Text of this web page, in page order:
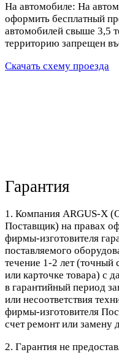
На автомобиле: На
оформить бесплатный
автомобилей свыше 3,5
территорию запрещен
Скачать схему проезда
Гарантия
1. Компания ARGUS-X
Поставщик) на правах
фирмы-изготовителя
поставляемого
течение 1-2 лет (точный
или карточке товара) с
в гарантийный период
или несоответствия
фирмы-изготовителя
счет ремонт или замену
2. Гарантия не